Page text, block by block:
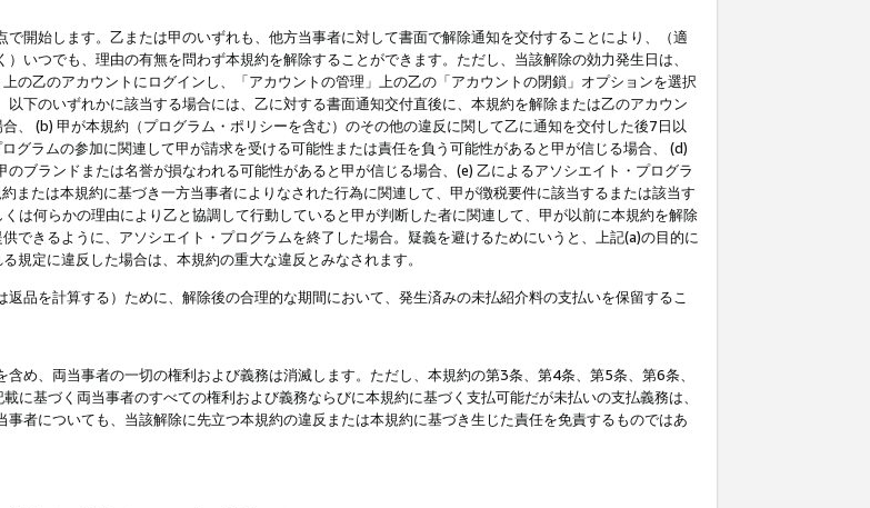
開始します。乙または甲のいずれも、他方当事者に対して書面で解除通知を交付することにより、（適
いつでも、理由の有無を問わず本規約を解除することができます。ただし、当該解除の効力発生日は、
の乙のアカウントにログインし、「アカウントの管理」上の乙の「アカウントの閉鎖」オプションを選択
下のいずれかに該当する場合には、乙に対する書面通知交付直後に、本規約を解除または乙のアカウン
、 (b) 甲が本規約（プログラム・ポリシーを含む）のその他の違反に関して乙に通知を交付した後7日以
グラムの参加に関連して甲が請求を受ける可能性または責任を負う可能性があると甲が信じる場合、 (d)
ブランドまたは名誉が損なわれる可能性があると甲が信じる場合、(e) 乙によるアソシエイト・プログラ
または本規約に基づき一方当事者によりなされた行為に関連して、甲が徴税要件に該当するまたは該当す
は何らかの理由により乙と協調して行動していると甲が判断した者に関連して、甲が以前に本規約を解除
できるように、アソシエイト・プログラムを終了した場合。疑義を避けるためにいうと、上記(a)の目的に
規定に違反した場合は、本規約の重大な違反とみなされます。
品を計算する）ために、解除後の合理的な期間において、発生済みの未払紹介料の支払いを保留するこ
め、両当事者の一切の権利および義務は消滅します。ただし、本規約の第3条、第4条、第5条、第6条、
基づく両当事者のすべての権利および義務ならびに本規約に基づく支払可能だが未払いの支払義務は、
者についても、当該解除に先立つ本規約の違反または本規約に基づき生じた責任を免責するものではあ